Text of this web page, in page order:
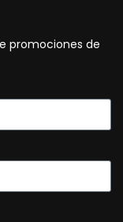
promociones de